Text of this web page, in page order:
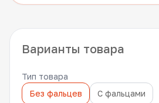
Варианты товара
Тип товара
Без фальцев
С фальцами